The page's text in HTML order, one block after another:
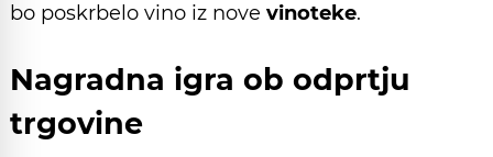
bo poskrbelo vino iz nove vinoteke.
Nagradna igra ob odprtju
trgovine